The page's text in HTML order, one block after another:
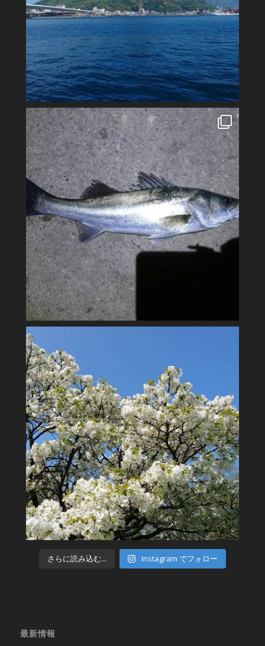
さらに読み込む... Instagram でフォロー
最新情報